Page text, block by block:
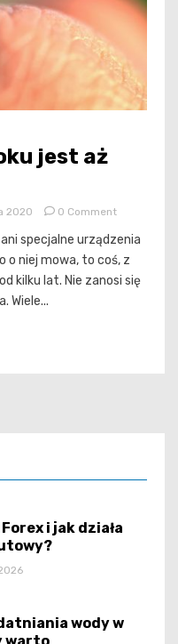
jest aż
2020 0 Commenton
w
tym
roku
specjalne urządzenia
o niej mowa, to coś, z
kilku lat. Nie zanosi się
Wiele...
i jak działa
wody w